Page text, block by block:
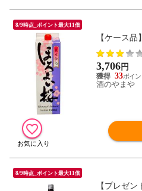
8/9時点_ポイント最大11倍
【ケース
3,706円
33
酒のやまや
8/9時点_ポイント最大11倍
【プレゼ